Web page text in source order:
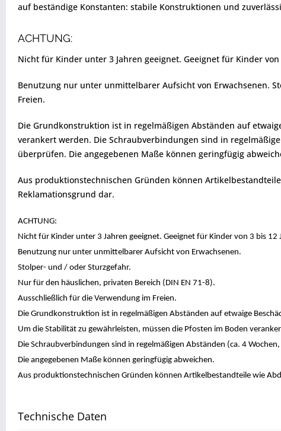
auf beständige Konstanten: stabile Konstruktionen und
ACHTUNG:
Nicht für Kinder unter 3 Jahren geeignet. Geeignet für Kinder
Benutzung nur unter unmittelbarer Aufsicht von Erwachsenen.
Freien.
Die Grundkonstruktion ist in regelmäßigen Abständen auf
verankert werden. Die Schraubverbindungen sind in
überprüfen. Die angegebenen Maße können geringfügig
Aus produktionstechnischen Gründen können
Reklamationsgrund dar.
ACHTUNG:
Nicht für Kinder unter 3 Jahren geeignet. Geeignet für Kinder von 3 bis 12
Benutzung nur unter unmittelbarer Aufsicht von Erwachsenen.
Stolper- und / oder Sturzgefahr.
Nur für den häuslichen, privaten Bereich (DIN EN 71-8).
Ausschließlich für die Verwendung im Freien.
Die Grundkonstruktion ist in regelmäßigen Abständen auf etwaige
Um die Stabilität zu gewährleisten, müssen die Pfosten im Boden
Die Schraubverbindungen sind in regelmäßigen Abständen (ca. 4
Die angegebenen Maße können geringfügig abweichen.
Aus produktionstechnischen Gründen können Artikelbestandteile wie
Technische Daten